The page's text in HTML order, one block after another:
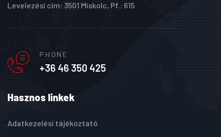
Levelezési cím: 3501 Miskolc, Pf.: 615
PHONE
+36 46 350 425
Hasznos linkek
Adatkezelési tájékoztató